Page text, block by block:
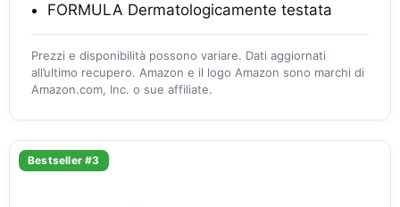
FORMULA Dermatologicamente testata
Prezzi e disponibilità possono variare. Dati aggiornati
all’ultimo recupero. Amazon e il logo Amazon sono marchi di
Amazon.com, Inc. o sue affiliate.
Bestseller #3